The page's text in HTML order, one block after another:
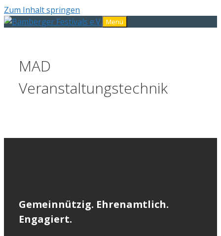
Zum Inhalt springen
Menü
MAD
Veranstaltungstechnik
Gemeinnützig. Ehrenamtlich.
Engagiert.